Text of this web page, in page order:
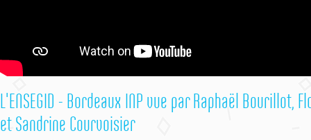
L'ENSEGID - Bordeaux INP vue par Raphaël Bourillot,
et Sandrine Courvoisier